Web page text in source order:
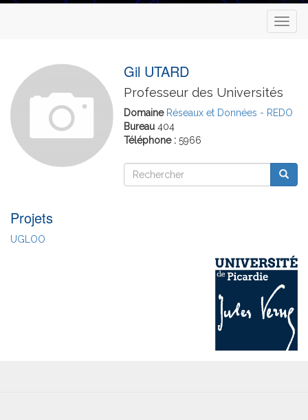
Gil UTARD
Professeur des Universités
Domaine Réseaux et Données - REDO
Bureau 404
Téléphone : 5966
Rechercher
Projets
UGLOO